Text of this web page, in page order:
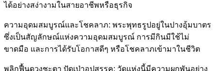
ได้อย่างสง่างามในสายอาชีพหรือธุรกิจ
ความอุดมสมบูรณ์และโชคลาภ: พระพุทธรูปอยู่ในปางอุ้มบาตร
ซึ่งเป็นสัญลักษณ์แห่งความอุดมสมบูรณ์ การมีกินมีใช้ไม่
ขาดมือ และการได้รับโอกาสดีๆ หรือโชคลาภเข้ามาในชีวิต
พลิกฟื้นดวงชะตา ปัดเป่าอุปสรรค: วัดแห่งนี้มีความผูกพันอย่าง